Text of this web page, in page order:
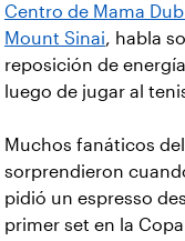
Centro de Mama
Mount Sinai, habla
reposición de
luego de jugar al
Muchos fanáticos
sorprendieron
pidió un espresso
primer set en la